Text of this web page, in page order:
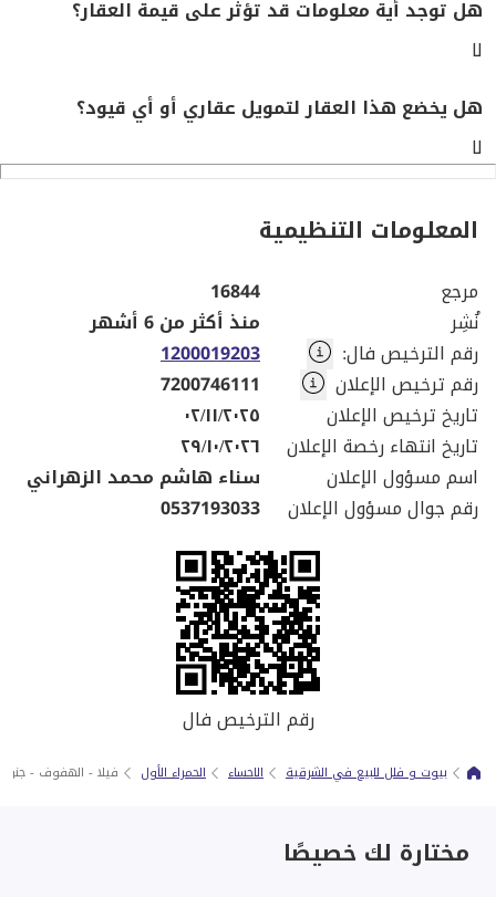
هل توجد أية معلومات قد تؤثر على قيمة العقار؟
لا
هل يخضع هذا العقار لتمويل عقاري أو أي قيود؟
لا
المعلومات التنظيمية
مرجع
16844
نُشِر
منذ أكثر من 6 أشهر
رقم الترخيص فال:
1200019203
رقم ترخيص الإعلان
7200746111
تاريخ ترخيص الإعلان
٠٢/١١/٢٠٢٥
تاريخ انتهاء رخصة الإعلان
٢٩/١٠/٢٠٢٦
اسم مسؤول الإعلان
سناء هاشم محمد الزهراني
رقم جوال مسؤول الإعلان
0537193033
رقم الترخيص فال
بيوت و فلل للبيع في الشرقية الاحساء الحمراء الأول فيلا - الهفوف‎ - جنوب الهفوف( الحمراء الاول )
مختارة لك خصيصًا